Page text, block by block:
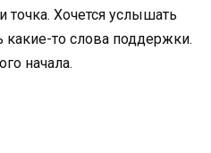
точка. Хочется услышать
какие-то слова поддержки.
начала.